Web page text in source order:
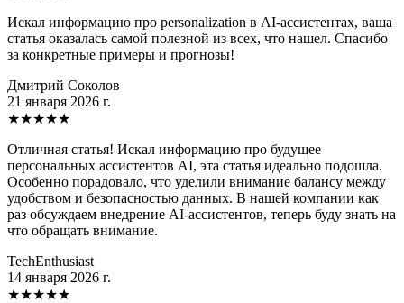
Искал информацию про personalization в AI-ассистентах, ваша
статья оказалась самой полезной из всех, что нашел. Спасибо
за конкретные примеры и прогнозы!
Дмитрий Соколов
21 января 2026 г.
★★★★★
Отличная статья! Искал информацию про будущее
персональных ассистентов AI, эта статья идеально подошла.
Особенно порадовало, что уделили внимание балансу между
удобством и безопасностью данных. В нашей компании как
раз обсуждаем внедрение AI-ассистентов, теперь буду знать на
что обращать внимание.
TechEnthusiast
14 января 2026 г.
★★★★★